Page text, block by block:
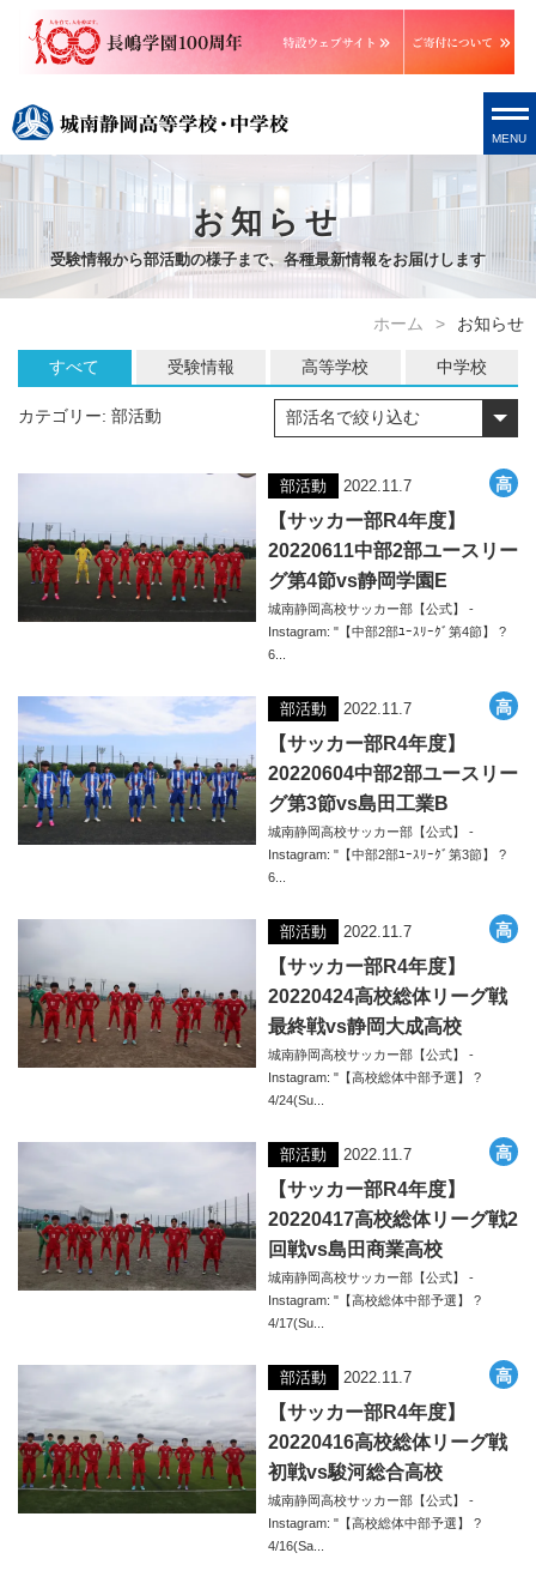
MENU
お知らせ
受験情報から部活動の様子まで、各種最新情報をお届けします
ホーム お知らせ
すべて 受験情報 高等学校 中学校
カテゴリー: 部活動
部活動 2022.11.7
【サッカー部R4年度】
20220611中部2部ユースリー
グ第4節vs静岡学園E
城南静岡高校サッカー部【公式】 -
Instagram: "【中部2部ﾕｰｽﾘｰｸﾞ第4節】 ?
6...
部活動 2022.11.7
【サッカー部R4年度】
20220604中部2部ユースリー
グ第3節vs島田工業B
城南静岡高校サッカー部【公式】 -
Instagram: "【中部2部ﾕｰｽﾘｰｸﾞ第3節】 ?
6...
部活動 2022.11.7
【サッカー部R4年度】
20220424高校総体リーグ戦
最終戦vs静岡大成高校
城南静岡高校サッカー部【公式】 -
Instagram: "【高校総体中部予選】 ?
4/24(Su...
部活動 2022.11.7
【サッカー部R4年度】
20220417高校総体リーグ戦2
回戦vs島田商業高校
城南静岡高校サッカー部【公式】 -
Instagram: "【高校総体中部予選】 ?
4/17(Su...
部活動 2022.11.7
【サッカー部R4年度】
20220416高校総体リーグ戦
初戦vs駿河総合高校
城南静岡高校サッカー部【公式】 -
Instagram: "【高校総体中部予選】 ?
4/16(Sa...